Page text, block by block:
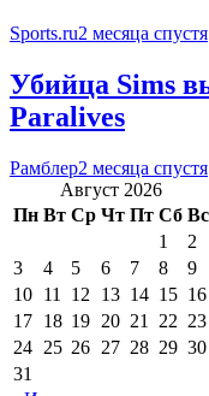
Sports.ru2 месяца спустя
Убийца Sims
Paralives
Рамблер2 месяца спустя
Август 2026
Пн Вт Ср Чт Пт Сб Вс
1
2
3
4 5 6 7 8
9
10 11 12 13 14 15 16
17 18 19 20 21 22 23
24 25 26 27 28 29 30
31